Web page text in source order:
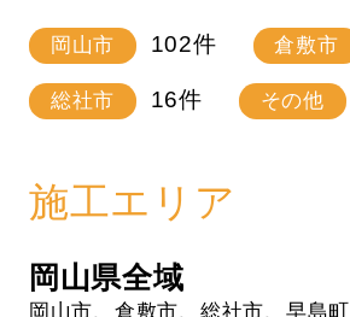
岡山市 102件 倉敷市
総社市 16件 その他
施工エリア
岡山県全域
岡山市、倉敷市、総社市、早島町